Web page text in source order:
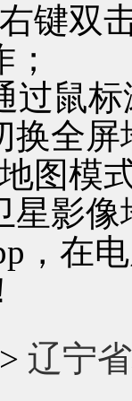
键双
过鼠
换全
图模
星影像
，在
辽宁